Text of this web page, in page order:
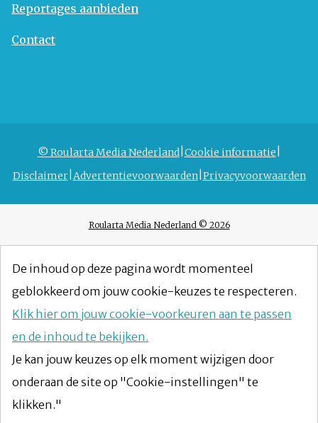
Reportages aanbieden
Contact
© Roularta Media Nederland Cookie informatie
Disclaimer Advertentievoorwaarden Privacyvoorwaarden
Roularta Media Nederland © 2026
De inhoud op deze pagina wordt momenteel
geblokkeerd om jouw cookie-keuzes te respecteren.
Klik hier om jouw cookie-voorkeuren aan te passen
en de inhoud te bekijken.
Je kan jouw keuzes op elk moment wijzigen door
onderaan de site op "Cookie-instellingen" te
klikken."